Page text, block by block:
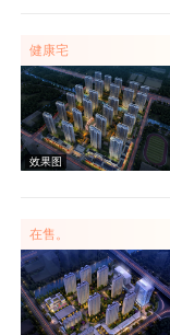
效果图
效果图
健康宅
在售。